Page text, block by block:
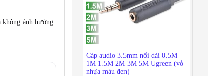
ảnh hưởng
Cáp audio 3.5mm nối dài 0.5M
1M 1.5M 2M 3M 5M Ugreen (vỏ
nhựa màu đen)